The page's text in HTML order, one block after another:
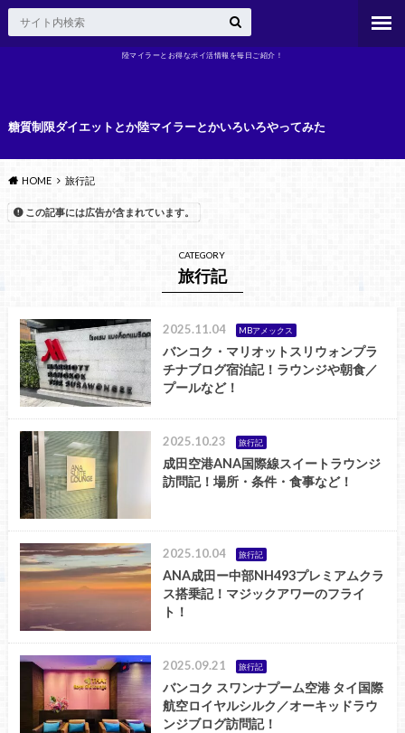
陸マイラーとお得なポイ活情報を毎日ご紹介！
糖質制限ダイエットとか陸マイラーとかいろいろやってみた
HOME 旅行記
この記事には広告が含まれています。
CATEGORY
旅行記
2025.11.04 MBアメックス
バンコク・マリオットスリウォンプラ
チナブログ宿泊記！ラウンジや朝食／
プールなど！
2025.10.23 旅行記
成田空港ANA国際線スイートラウンジ
訪問記！場所・条件・食事など！
2025.10.04 旅行記
ANA成田ー中部NH493プレミアムクラ
ス搭乗記！マジックアワーのフライ
ト！
2025.09.21 旅行記
バンコク スワンナプーム空港 タイ国際
航空ロイヤルシルク／オーキッドラウ
ンジブログ訪問記！